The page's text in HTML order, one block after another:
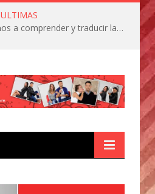
ULTIMAS
La IA está acercándonos a comprender y traducir las vocalizaciones y comportamientos de nuestras mascotas